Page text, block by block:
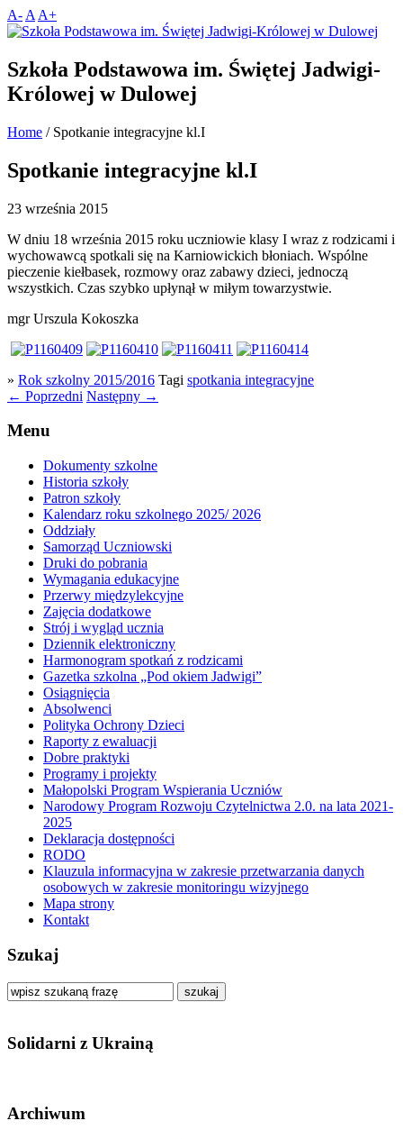
A- A A+
Szkoła Podstawowa im. Świętej Jadwigi-
Królowej w Dulowej
Home / Spotkanie integracyjne kl.I
Spotkanie integracyjne kl.I
23 września 2015
W dniu 18 września 2015 roku uczniowie klasy I wraz z rodzicami i
wychowawcą spotkali się na Karniowickich błoniach. Wspólne
pieczenie kiełbasek, rozmowy oraz zabawy dzieci, jednoczą
wszystkich. Czas szybko upłynął w miłym towarzystwie.
mgr Urszula Kokoszka
» Rok szkolny 2015/2016 Tagi spotkania integracyjne
← Poprzedni Następny →
Menu
Dokumenty szkolne
Historia szkoły
Patron szkoły
Kalendarz roku szkolnego 2025/ 2026
Oddziały
Samorząd Uczniowski
Druki do pobrania
Wymagania edukacyjne
Przerwy międzylekcyjne
Zajęcia dodatkowe
Strój i wygląd ucznia
Dziennik elektroniczny
Harmonogram spotkań z rodzicami
Gazetka szkolna „Pod okiem Jadwigi”
Osiągnięcia
Absolwenci
Polityka Ochrony Dzieci
Raporty z ewaluacji
Dobre praktyki
Programy i projekty
Małopolski Program Wspierania Uczniów
Narodowy Program Rozwoju Czytelnictwa 2.0. na lata 2021-
2025
Deklaracja dostępności
RODO
Klauzula informacyjna w zakresie przetwarzania danych
osobowych w zakresie monitoringu wizyjnego
Mapa strony
Kontakt
Szukaj
szukaj
Solidarni z Ukrainą
Archiwum